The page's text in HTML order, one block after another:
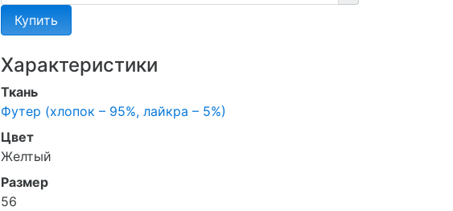
Купить
Характеристики
Ткань
Футер (хлопок – 95%, лайкра – 5%)
Цвет
Желтый
Размер
56